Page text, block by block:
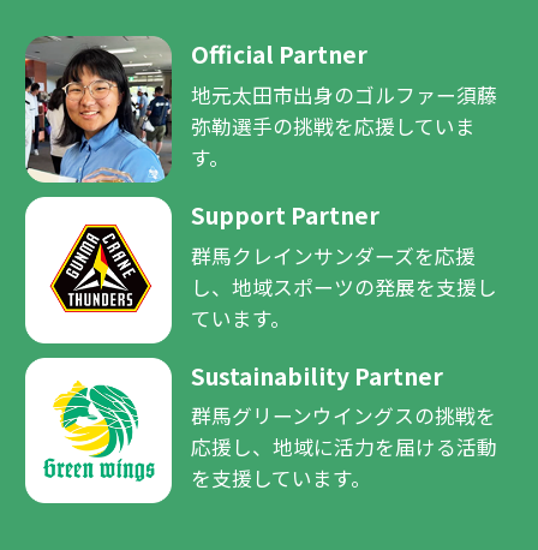
Official Partner
地元太田市出身のゴルファー須藤
弥勒選手の挑戦を応援していま
す。
Support Partner
群馬クレインサンダーズを応援
し、地域スポーツの発展を支援し
ています。
Sustainability Partner
群馬グリーンウイングスの挑戦を
応援し、地域に活力を届ける活動
を支援しています。